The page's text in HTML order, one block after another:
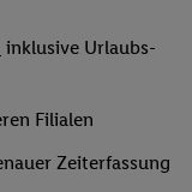
inklusive Urlaubs-
Filialen
Zeiterfassung